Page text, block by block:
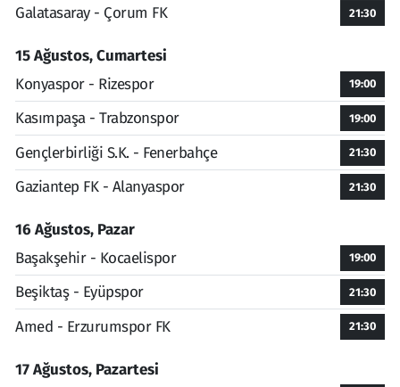
Galatasaray - Çorum FK
21:30
15 Ağustos, Cumartesi
Konyaspor - Rizespor
19:00
Kasımpaşa - Trabzonspor 19:00
Gençlerbirliği S.K. - Fenerbahçe 21:30
Gaziantep FK - Alanyaspor 21:30
16 Ağustos, Pazar
Başakşehir - Kocaelispor
19:00
Beşiktaş - Eyüpspor 21:30
Amed - Erzurumspor FK 21:30
17 Ağustos, Pazartesi